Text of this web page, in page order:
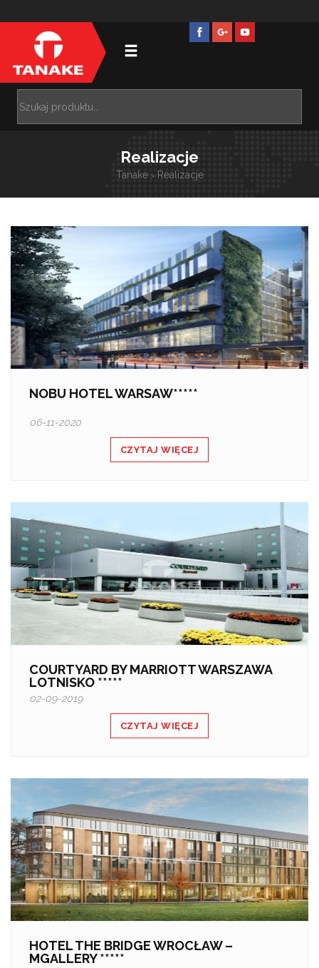
Realizacje
Tanake> Realizacje
NOBU HOTEL WARSAW*****
06-11-2020
CZYTAJ WIĘCEJ
COURTYARD BY MARRIOTT WARSZAWA
LOTNISKO *****
02-09-2019
CZYTAJ WIĘCEJ
HOTEL THE BRIDGE WROCŁAW –
MGALLERY *****